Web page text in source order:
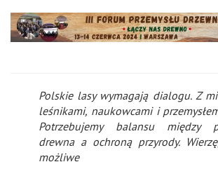
Polskie lasy wymagają dialogu. Z
leśnikami, naukowcami i
Potrzebujemy balansu między
drewna a ochroną przyrody.
możliwe